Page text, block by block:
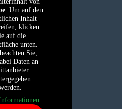
. Um auf den
Inhalt
klicken
auf die
unten.
Sie,
Daten an